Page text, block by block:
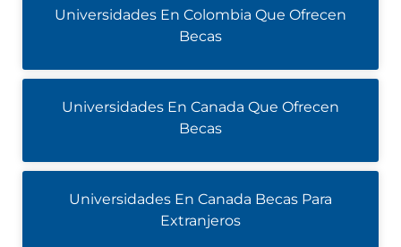
Universidades En Colombia Que Ofrecen
Becas
Universidades En Canada Que Ofrecen
Becas
Universidades En Canada Becas Para
Extranjeros